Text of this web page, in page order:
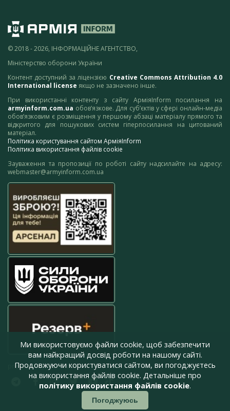
© 2018 - 2026, ІНФОРМАЦІЙНЕ АГЕНТСТВО,
Міністерство оборони України
Контент доступний за ліцензією Creative Commons Attribution 4.0
International license якщо не зазначено інше.
При використанні контенту з сайту АрміяInform посилання на
armyinform.com.ua обов’язкове. Для суб’єктів у сфері онлайн-медіа
обов’язковим є розміщення у першому абзаці матеріалу прямого та
відкритого для пошукових систем гіперпосилання на цитований
матеріал.
Політика користування сайтом АрміяInform
Політика використання файлів cookie
Зауваження та пропозиції по роботі сайту надсилайте на адресу:
webmaster@armyinform.com.ua
press@armyinform.com.ua
Ми використовуємо файли cookie, щоб забезпечити
вам найкращий досвід роботи на нашому сайті.
Продовжуючи користуватися сайтом, ви погоджуєтесь
на використання файлів cookie. Детальніше про
політику використання файлів cookie.
Погоджуюсь